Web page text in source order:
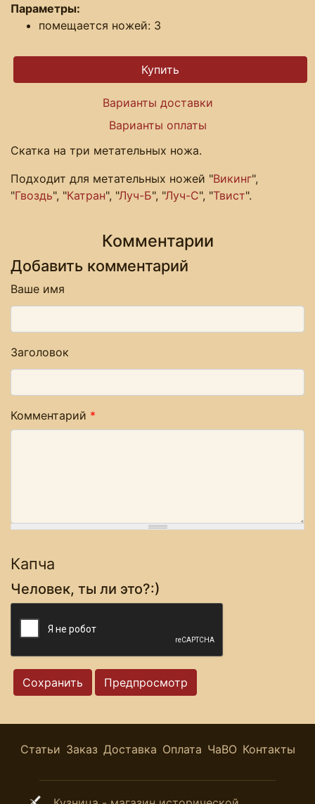
Параметры:
помещается ножей: 3
Варианты доставки
Варианты оплаты
Скатка на три метательных ножа.
Подходит для метательных ножей "Викинг",
"Гвоздь", "Катран", "Луч-Б", "Луч-С", "Твист".
Комментарии
Добавить комментарий
Ваше имя
Заголовок
Комментарий *
Капча
Человек, ты ли это?:)
Статьи Заказ Доставка Оплата ЧаВО Контакты